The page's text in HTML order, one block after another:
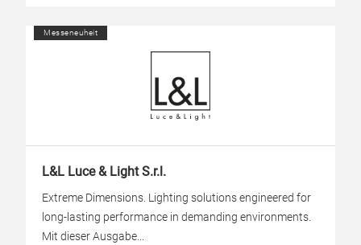
Messeneuheit
L&L Luce & Light S.r.l.
Extreme Dimensions. Lighting solutions engineered for
long-lasting performance in demanding environments.
Mit dieser Ausgabe...